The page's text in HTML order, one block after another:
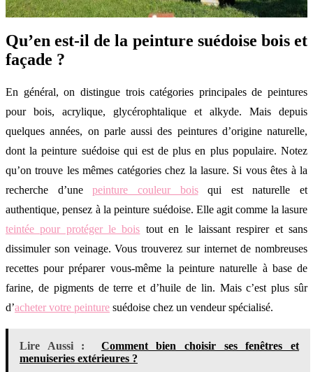
Qu’en est-il de la peinture suédoise bois et
façade ?
En général, on distingue trois catégories principales de peintures
pour bois, acrylique, glycérophtalique et alkyde. Mais depuis
quelques années, on parle aussi des peintures d’origine naturelle,
dont la peinture suédoise qui est de plus en plus populaire. Notez
qu’on trouve les mêmes catégories chez la lasure. Si vous êtes à la
recherche d’unepeinture couleur boisqui est naturelle et
authentique, pensez à la peinture suédoise. Elle agit comme la lasure
teintée pour protéger le bois tout en le laissant respirer et sans
dissimuler son veinage. Vous trouverez sur internet de nombreuses
recettes pour préparer vous-même la peinture naturelle à base de
farine, de pigments de terre et d’huile de lin. Mais c’est plus sûr
d’acheter votre peinture suédoise chez un vendeur spécialisé.
Lire Aussi :
Comment bien choisir ses fenêtres et
menuiseries extérieures ?